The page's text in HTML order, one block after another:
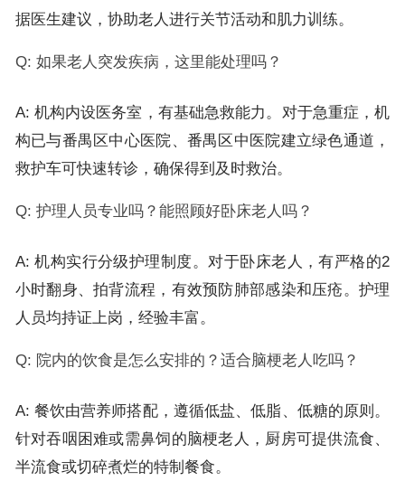
据医生建议，协助老人进行关节活动和肌力训练。
Q: 如果老人突发疾病，这里能处理吗？
A: 机构内设医务室，有基础急救能力。对于急重症，机
构已与番禺区中心医院、番禺区中医院建立绿色通道，
救护车可快速转诊，确保得到及时救治。
Q: 护理人员专业吗？能照顾好卧床老人吗？
A: 机构实行分级护理制度。对于卧床老人，有严格的2
小时翻身、拍背流程，有效预防肺部感染和压疮。护理
人员均持证上岗，经验丰富。
Q: 院内的饮食是怎么安排的？适合脑梗老人吃吗？
A: 餐饮由营养师搭配，遵循低盐、低脂、低糖的原则。
针对吞咽困难或需鼻饲的脑梗老人，厨房可提供流食、
半流食或切碎煮烂的特制餐食。